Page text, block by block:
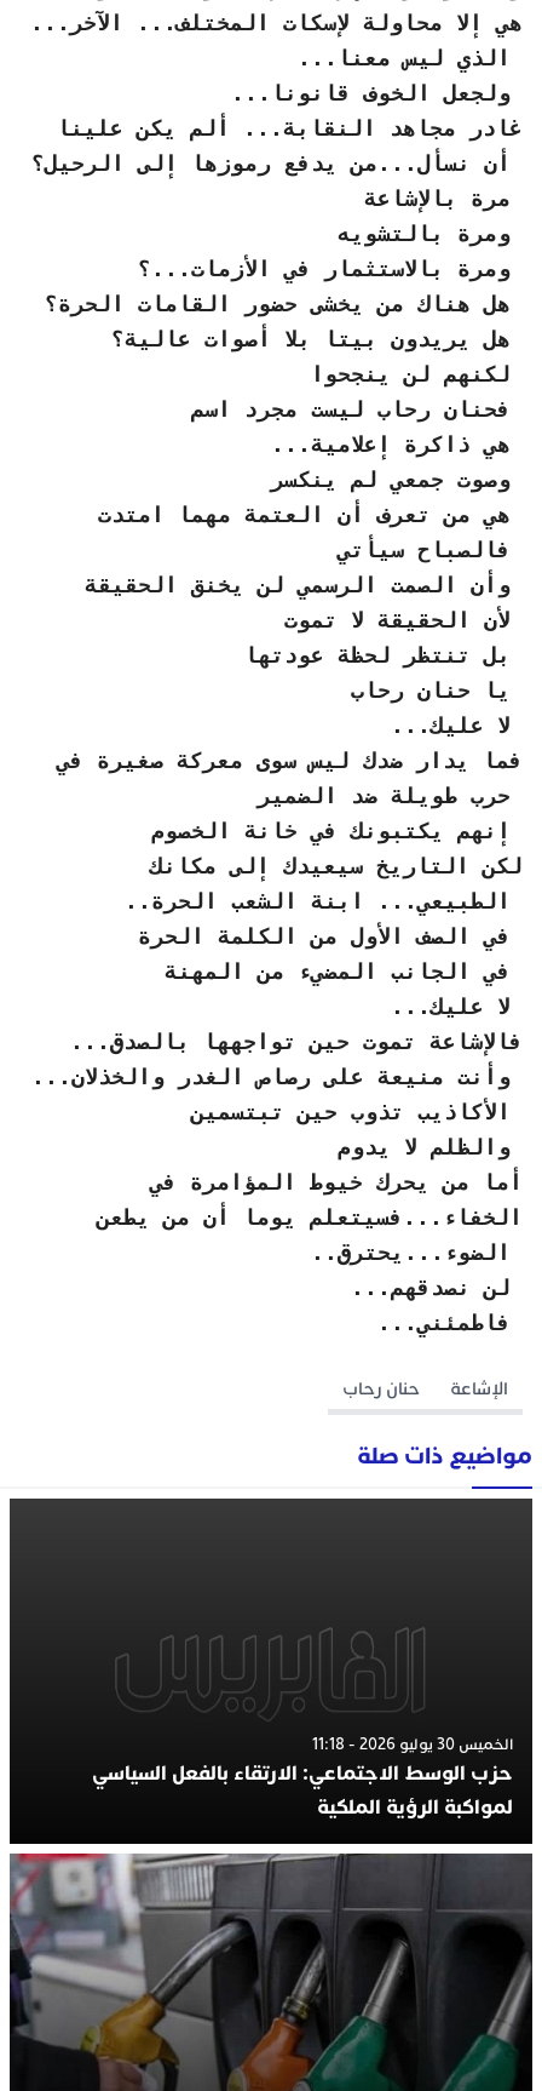
هي إلا محاولة لإسكات المختلف... الآخر...
الذي ليس معنا...
ولجعل الخوف قانونا...
غادر مجاهد النقابة... ألم يكن علينا
أن نسأل...من يدفع رموزها إلى الرحيل؟
مرة بالإشاعة
ومرة بالتشويه
ومرة بالاستثمار في الأزمات...؟
هل هناك من يخشى حضور القامات الحرة؟
هل يريدون بيتا بلا أصوات عالية؟
لكنهم لن ينجحوا
فحنان رحاب ليست مجرد اسم
هي ذاكرة إعلامية...
وصوت جمعي لم ينكسر
هي من تعرف أن العتمة مهما امتدت
فالصباح سيأتي
وأن الصمت الرسمي لن يخنق الحقيقة
لأن الحقيقة لا تموت
بل تنتظر لحظة عودتها
يا حنان رحاب
لا عليك...
فما يدار ضدك ليس سوى معركة صغيرة في
حرب طويلة ضد الضمير
إنهم يكتبونك في خانة الخصوم
لكن التاريخ سيعيدك إلى مكانك
الطبيعي... ابنة الشعب الحرة..
في الصف الأول من الكلمة الحرة
في الجانب المضيء من المهنة
لا عليك...
فالإشاعة تموت حين تواجهها بالصدق...
وأنت منيعة على رصاص الغدر والخذلان...
الأكاذيب تذوب حين تبتسمين
والظلم لا يدوم
أما من يحرك خيوط المؤامرة في
الخفاء...فسيتعلم يوما أن من يطعن
الضوء...يحترق..
لن نصدقهم...
فاطمئني...
الإشاعة حنان رحاب
مواضيع ذات صلة
الخميس 30 يوليو 2026 - 11:18
حزب الوسط الاجتماعي: الارتقاء بالفعل السياسي
لمواكبة الرؤية الملكية